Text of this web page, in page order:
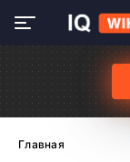
Главная